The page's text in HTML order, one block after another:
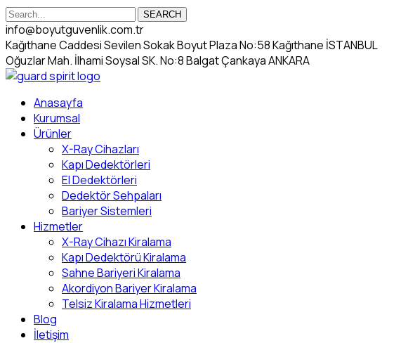
SEARCH
info@boyutguvenlik.com.tr
Kağıthane Caddesi Sevilen Sokak Boyut Plaza No:58 Kağıthane İSTANBUL
Oğuzlar Mah. İlhami Soysal SK. No:8 Balgat Çankaya ANKARA
Anasayfa
Kurumsal
Ürünler
X-Ray Cihazları
Kapı Dedektörleri
El Dedektörleri
Dedektör Sehpaları
Bariyer Sistemleri
Hizmetler
X-Ray Cihazı Kiralama
Kapı Dedektörü Kiralama
Sahne Bariyeri Kiralama
Akordiyon Bariyer Kiralama
Telsiz Kiralama Hizmetleri
Blog
İletişim